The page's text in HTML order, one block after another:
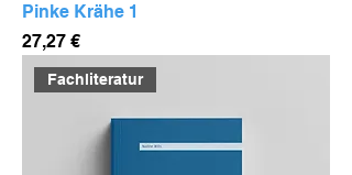
Pinke Krähe 1
Preis
27,27 €
Fachliteratur